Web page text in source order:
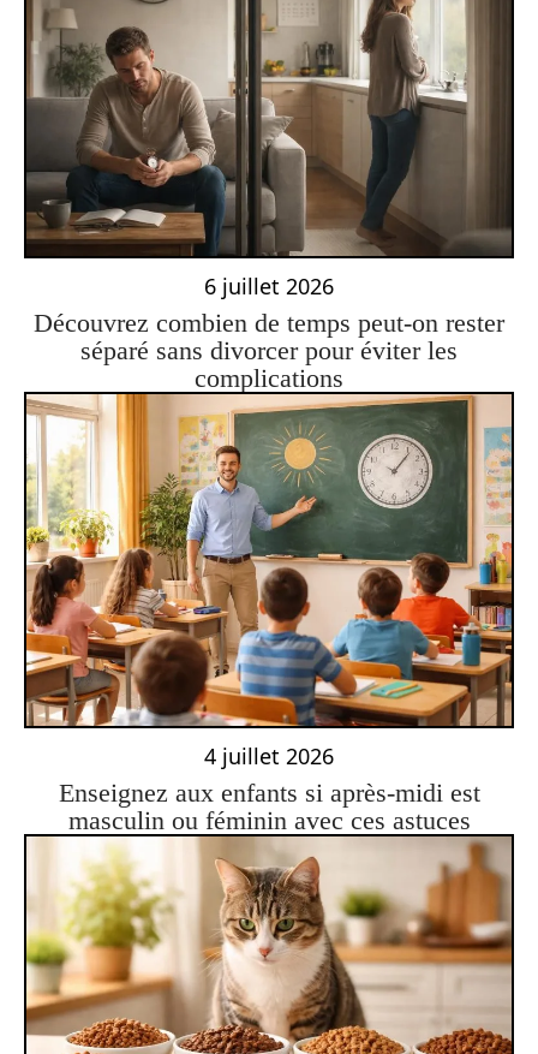
6 juillet 2026
Découvrez combien de temps peut-on rester
séparé sans divorcer pour éviter les
complications
4 juillet 2026
Enseignez aux enfants si après-midi est
masculin ou féminin avec ces astuces